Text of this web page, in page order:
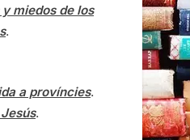
miedos de los
.
a províncies.
.